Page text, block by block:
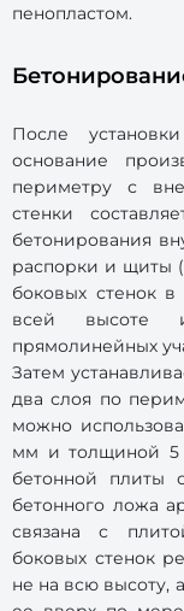
пенопластом.
После
основание
периметру с
стенки
бетонирования
распорки и щиты
боковых стенок
всей высоте
прямолинейных
Затем
два слоя по
можно
мм и толщиной 5
бетонной плиты
бетонного ложа
связана с
боковых стенок
не на всю высоту,